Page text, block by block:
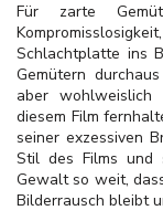
Für zarte
Schlachtplatte ins
Gemütern
aber
diesem Film
seiner exzessiven
Stil des Films und
Gewalt so weit,
Bilderrausch bleibt